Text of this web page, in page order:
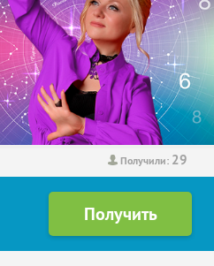
Получили: 29